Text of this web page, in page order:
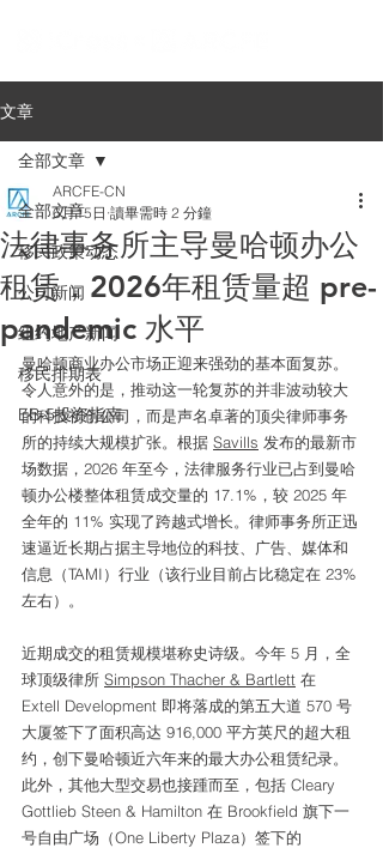
文章
全部文章
移民政策动态
公司新闻
纽约地产新闻
移民排期表
EB-5投资指南
全部文章
法律事务所主导曼哈顿办公
租赁，2026年租赁量超 pre-
pandemic 水平
ARCFE-CN
6月15日 讀畢需時 2 分鐘
曼哈顿商业办公市场正迎来强劲的基本面复苏。
令人意外的是，推动这一轮复苏的并非波动较大
的科技初创公司，而是声名卓著的顶尖律师事务
所的持续大规模扩张。根据 Savills 发布的最新市
场数据，2026 年至今，法律服务行业已占到曼哈
顿办公楼整体租赁成交量的 17.1%，较 2025 年
全年的 11% 实现了跨越式增长。律师事务所正迅
速逼近长期占据主导地位的科技、广告、媒体和
信息（TAMI）行业（该行业目前占比稳定在 23%
左右）。
近期成交的租赁规模堪称史诗级。今年 5 月，全
球顶级律所 Simpson Thacher & Bartlett 在
Extell Development 即将落成的第五大道 570 号
大厦签下了面积高达 916,000 平方英尺的超大租
约，创下曼哈顿近六年来的最大办公租赁纪录。
此外，其他大型交易也接踵而至，包括 Cleary
Gottlieb Steen & Hamilton 在 Brookfield 旗下一
号自由广场（One Liberty Plaza）签下的